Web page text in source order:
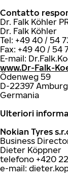
Contatto
Dr. Falk Köhler
Dr. Falk Köhler
Tel: +49 40 / 54
Fax: +49 40 / 54
E-mail:
www.Dr-Falk-
Ödenweg 59
D-22397
Germania
Ulteriori
Nokian Tyres
Business
Dieter Köppner
telefono +420
e-mail: